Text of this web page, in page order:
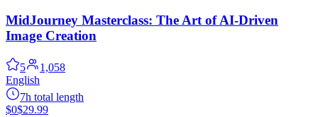
MidJourney Masterclass: The Art of AI-Driven
Image Creation
5
1,058
English
7h total length
$0$29.99